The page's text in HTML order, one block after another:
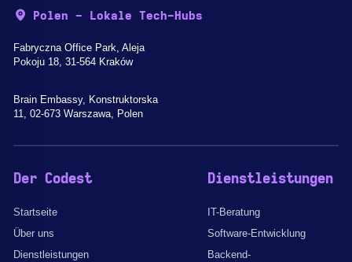
Polen - Lokale Tech-Hubs
Fabryczna Office Park, Aleja
Pokoju 18, 31-564 Kraków
Brain Embassy, Konstruktorska
11, 02-673 Warszawa, Polen
Der Codest
Startseite
Über uns
Dienstleistungen
Dienstleistungen
IT-Beratung
Software-Entwicklung
Backend-